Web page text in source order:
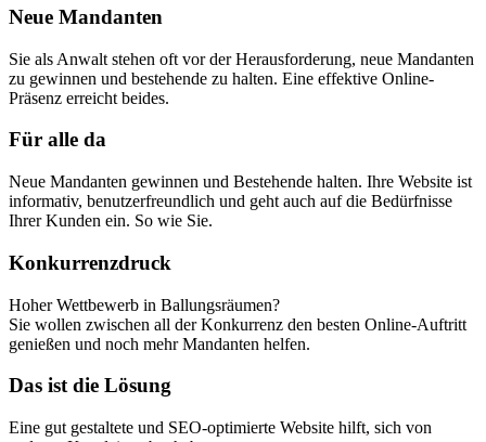
Neue Mandanten​
Sie als Anwalt stehen oft vor der Herausforderung, neue Mandanten
zu gewinnen und bestehende zu halten. Eine effektive Online-
Präsenz erreicht beides.​
Für alle da
Neue Mandanten gewinnen und Bestehende halten. Ihre Website ist
informativ, benutzerfreundlich und geht auch auf die Bedürfnisse
Ihrer Kunden ein. So wie Sie.
Konkurrenzdruck
Hoher Wettbewerb in Ballungsräumen?
Sie wollen zwischen all der Konkurrenz den besten Online-Auftritt
genießen und noch mehr Mandanten helfen.
Das ist die Lösung
Eine gut gestaltete und SEO-optimierte Website hilft, sich von